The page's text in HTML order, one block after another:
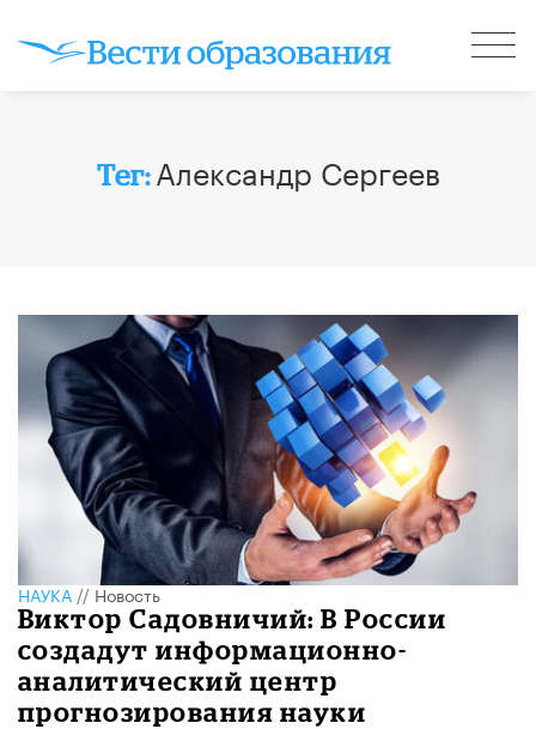
Тег: Александр Сергеев
НАУКА//Новость
Виктор Садовничий: В России
создадут информационно-
аналитический центр
прогнозирования науки